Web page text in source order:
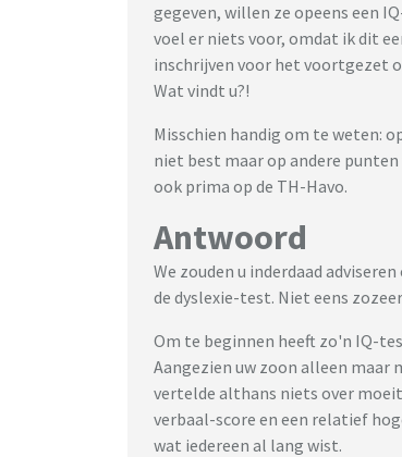
gegeven, willen ze opeens een
voel er niets voor, omdat ik dit
inschrijven voor het voortgezet
Wat vindt u?!
Misschien handig om te weten:
niet best maar op andere
ook prima op de TH-Havo.
Antwoord
We zouden u inderdaad
de dyslexie-test. Niet eens
Om te beginnen heeft zo'n IQ-
Aangezien uw zoon alleen maar
vertelde althans niets over
verbaal-score en een relatief
wat iedereen al lang wist.